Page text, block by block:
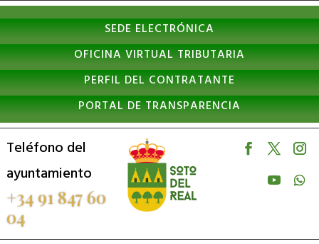
Nota:
este
sitio
web
incluye
un
sistema
de
accesibilidad.
SEDE ELECTRÓNICA
OFICINA VIRTUAL TRIBUTARIA
PERFIL DEL CONTRATANTE
PORTAL DE TRANSPARENCIA
Teléfono del
ayuntamiento
+34 91 847 60
04